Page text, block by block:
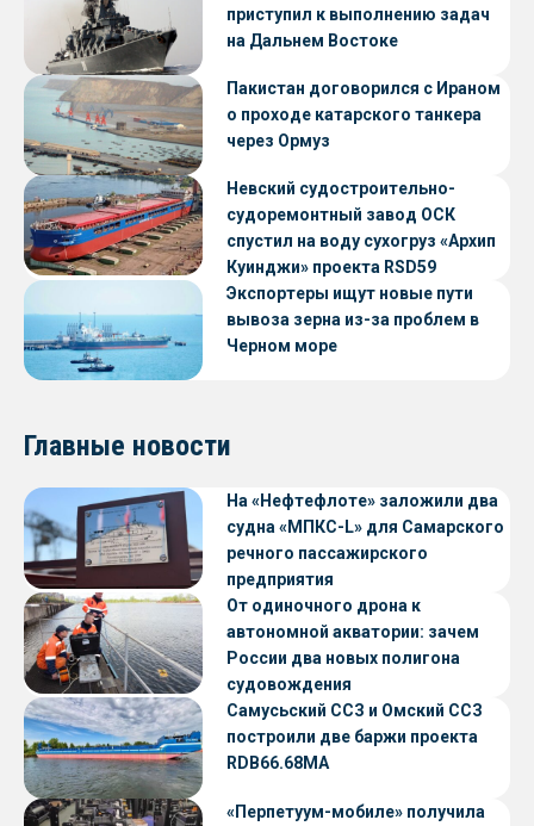
приступил к выполнению задач
на Дальнем Востоке
Пакистан договорился с Ираном
о проходе катарского танкера
через Ормуз
Невский судостроительно-
судоремонтный завод ОСК
спустил на воду сухогруз «Архип
Куинджи» проекта RSD59
Экспортеры ищут новые пути
вывоза зерна из-за проблем в
Черном море
Главные новости
На «Нефтефлоте» заложили два
судна «МПКС-L» для Самарского
речного пассажирского
предприятия
От одиночного дрона к
автономной акватории: зачем
России два новых полигона
судовождения
Самусьский ССЗ и Омский ССЗ
построили две баржи проекта
RDB66.68МА
«Перпетуум-мобиле» получила